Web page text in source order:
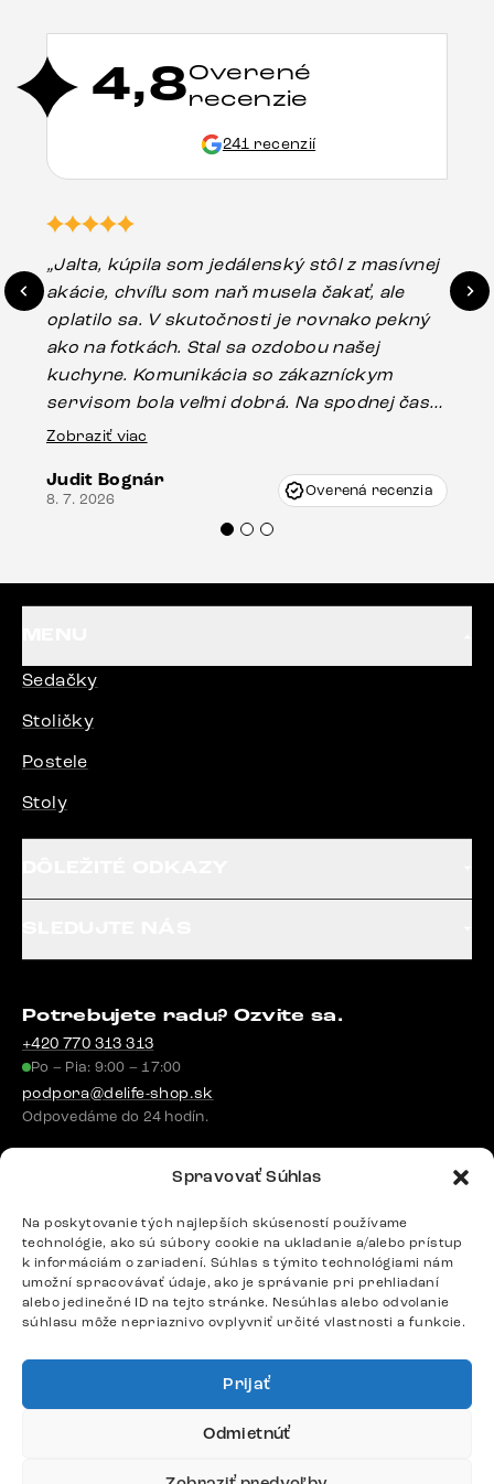
Spravovať Súhlas
Na poskytovanie tých najlepších skúseností používame
technológie, ako sú súbory cookie na ukladanie a/alebo prístup
k informáciám o zariadení. Súhlas s týmito technológiami nám
umožní spracovávať údaje, ako je správanie pri prehliadaní
alebo jedinečné ID na tejto stránke. Nesúhlas alebo odvolanie
súhlasu môže nepriaznivo ovplyvniť určité vlastnosti a funkcie.
Prijať
Odmietnúť
4,8Overené
recenzie
241 recenzií
„Jalta, kúpila som jedálenský stôl z masívnej
akácie, chvíľu som naň musela čakať, ale
oplatilo sa. V skutočnosti je rovnako pekný
ako na fotkách. Stal sa ozdobou našej
kuchyne. Komunikácia so zákazníckym
servisom bola veľmi dobrá. Na spodnej časti
stola bolo malé poškodenie, pravdepodobne
Vincze pri riešení mojej záležitosti pristúpili
veľmi korektne. Odporúčam produkty Delife
Zobraziť viac
Judit Bognár
8. 7. 2026 Overená recenzia
Sedačky
Stoličky
Postele
Stoly
Potrebujete radu? Ozvite sa.
+420 770 313 313
Po – Pia: 9:00 – 17:00
podpora@delife-shop.sk
Odpovedáme do 24 hodín.
4,8
Platby